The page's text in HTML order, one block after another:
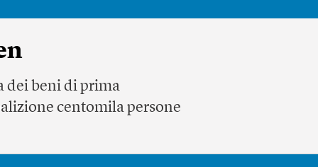
dei beni di prima
centomila persone